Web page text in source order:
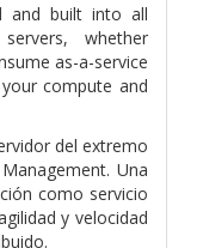
and built into all
whether
as-a-service
compute and
del extremo
Una
como servicio
y velocidad